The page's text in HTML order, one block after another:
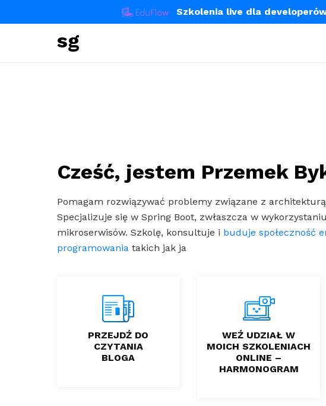
Szkolenia live dla
sg
Cześć, jestem Przemek
Pomagam rozwiązywać problemy związane z
Specjalizuje się w Spring Boot, zwłaszcza w
mikroserwisów. Szkolę, konsultuje i buduje społeczność
programowania takich jak ja
PRZEJDŹ DO
CZYTANIA
BLOGA
WEŹ UDZIAŁ W
MOICH SZKOLENIACH
ONLINE –
HARMONOGRAM